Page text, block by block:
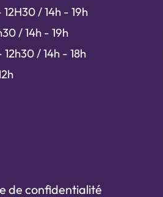
/ 14h - 19h
/ 14h - 19h
/ 14h - 18h
de confidentialité